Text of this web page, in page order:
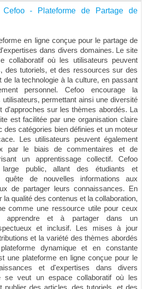
Cefoo - Plateforme de Partage de
en ligne conçue pour le partage de
dans divers domaines. Le site
collaboratif où les utilisateurs peuvent
des tutoriels, et des ressources sur des
de la technologie à la culture, en passant
personnel. Cefoo encourage la
permettant ainsi une diversité
d'approches sur les thèmes abordés. La
est facilitée par une organisation claire
des catégories bien définies et un moteur
Les utilisateurs peuvent également
par le biais de commentaires et de
un apprentissage collectif. Cefoo
public, allant des étudiants et
quête de nouvelles informations aux
de partager leurs connaissances. En
la qualité des contenus et la collaboration,
comme une ressource utile pour ceux
apprendre et à partager dans un
et inclusif. Les mises à jour
et la variété des thèmes abordés
dynamique et en constante
une plateforme en ligne conçue pour le
et d'expertises dans divers
se veut un espace collaboratif où les
publier des articles, des tutoriels, et des